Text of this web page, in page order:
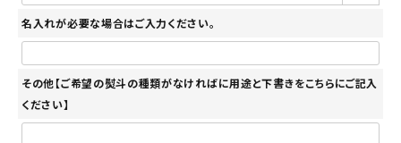
名入れが必要な場合はご入力ください。
その他【ご希望の熨斗の種類がなければに用途と下書きをこちらにご記入
ください】